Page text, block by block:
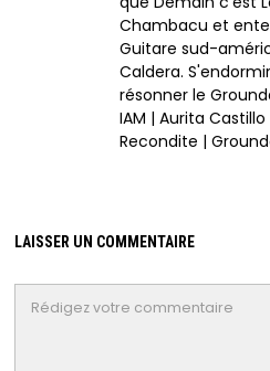
Chambacu et
Guitare sud-
Caldera.
résonner le
IAM | Aurita
Recondite |
LAISSER UN COMMENTAIRE